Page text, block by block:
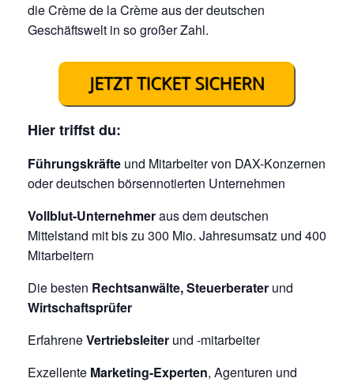
die Crème de la Crème aus der deutschen
Geschäftswelt in so großer Zahl.
Hier triffst du:
Führungskräfte und Mitarbeiter von DAX-Konzernen
oder deutschen börsennotierten Unternehmen
Vollblut-Unternehmeraus dem deutschen
Mittelstand mit bis zu 300 Mio. Jahresumsatz und 400
Mitarbeitern
Die besten Rechtsanwälte, Steuerberater und
Wirtschaftsprüfer
ErfahreneVertriebsleiter und -mitarbeiter
Exzellente Marketing-Experten, Agenturen und